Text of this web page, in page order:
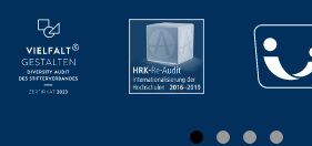
Mobile-
Service-
Navigation